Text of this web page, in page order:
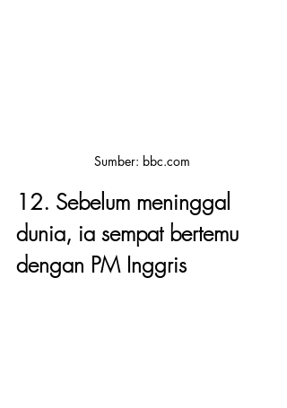
Sumber: bbc.com
12. Sebelum meninggal
dunia, ia sempat bertemu
dengan PM Inggris